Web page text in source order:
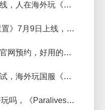
《湮灭之潮》什么时候上线，人在海外玩《湮灭之潮》加速器推荐
《刺客信条：黑旗 记忆重置》7月9日上线，《刺客信条：黑旗 记忆重置》进不去游戏怎么办？
《十二之天叁》过审开启官网预约，好用的加速器推荐
《彩六攻势》国服即将测试，海外玩国服《彩虹六号：攻势》延迟低的加速器推
《Paralives》首次测试好玩吗，《Paralives》加速器推荐